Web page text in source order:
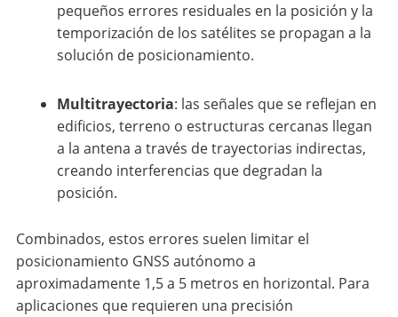
pequeños errores residuales en la posición y la
temporización de los satélites se propagan a la
solución de posicionamiento.
Multitrayectoria: las señales que se reflejan en
edificios, terreno o estructuras cercanas llegan
a la antena a través de trayectorias indirectas,
creando interferencias que degradan la
posición.
Combinados, estos errores suelen limitar el
posicionamiento GNSS autónomo a
aproximadamente 1,5 a 5 metros en horizontal. Para
aplicaciones que requieren una precisión